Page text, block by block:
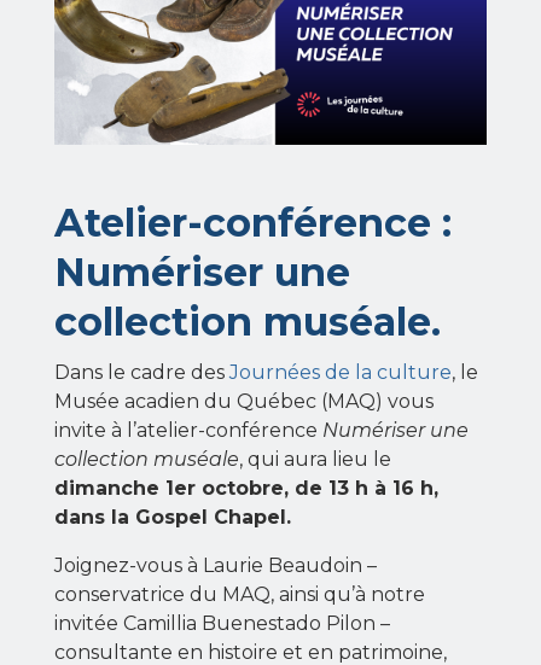
Atelier-conférence :
Numériser une
collection muséale.
Dans le cadre desJournées de la culture, le
Musée acadien du Québec (MAQ) vous
invite à l’atelier-conférence Numériser une
collection muséale, qui aura lieu le
dimanche 1er octobre, de 13 h à 16 h,
dans la Gospel Chapel.
Joignez-vous à Laurie Beaudoin –
conservatrice du MAQ, ainsi qu’à notre
invitée Camillia Buenestado Pilon –
consultante en histoire et en patrimoine,